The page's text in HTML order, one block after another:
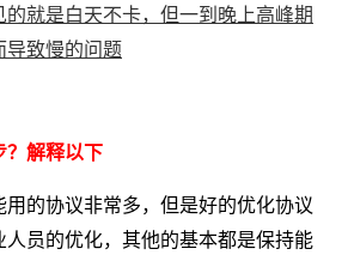
的就是白天不卡，但一到晚上高峰期
导致慢的问题
？解释以下
的协议非常多，但是好的优化协议
员的优化，其他的基本都是保持能